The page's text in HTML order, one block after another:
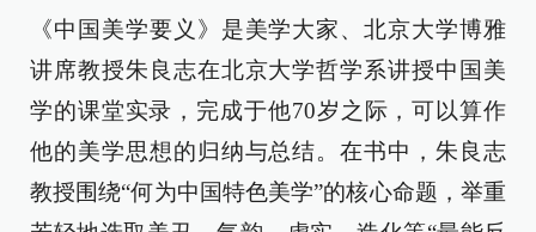
《中国美学要义》是美学大家、北京大学博雅
讲席教授朱良志在北京大学哲学系讲授中国美
学的课堂实录，完成于他70岁之际，可以算作
他的美学思想的归纳与总结。在书中，朱良志
教授围绕“何为中国特色美学”的核心命题，举重